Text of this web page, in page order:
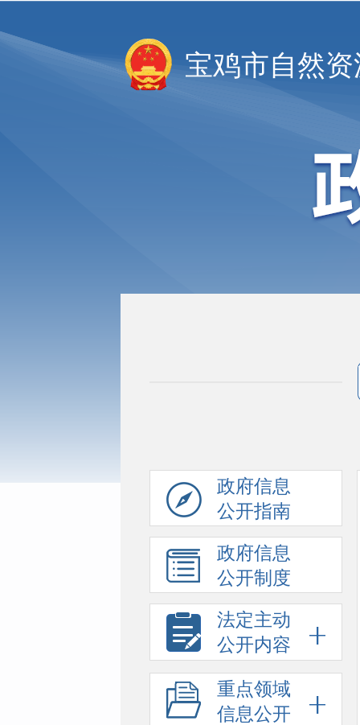
宝鸡市自然
政府信息
公开指南
政府信息
公开制度
法定主动
公开内容
重点领域
信息公开